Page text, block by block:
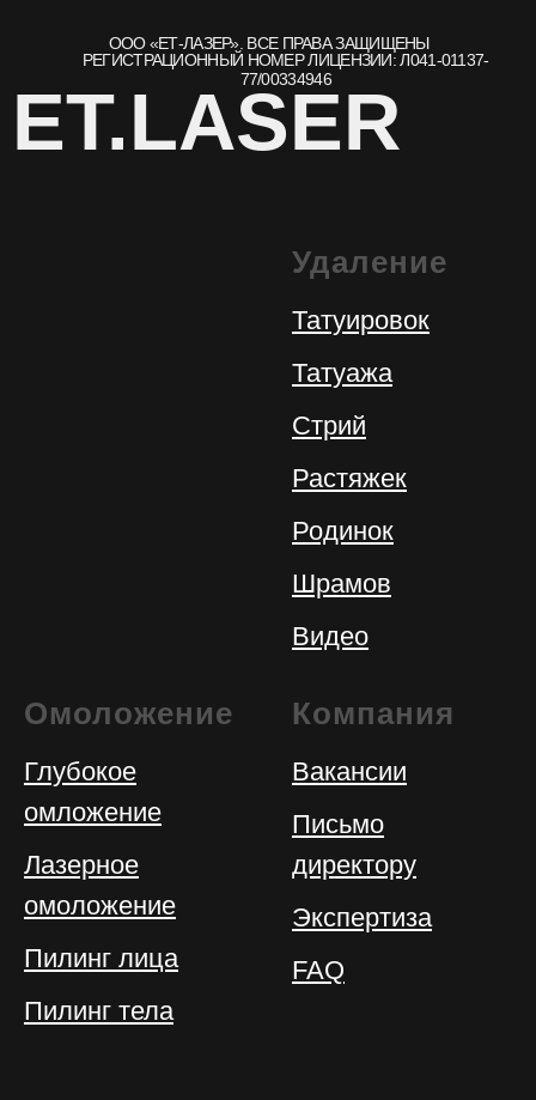
Удаление
Татуировок
Татуажа
Стрий
Растяжек
Родинок
Шрамов
Видео
Омоложение
Глубокое
омложение
Лазерное
омоложение
Пилинг лица
Пилинг тела
Компания
Вакансии
Письмо
директору
Экспертиза
FAQ